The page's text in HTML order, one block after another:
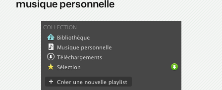
musique personnelle